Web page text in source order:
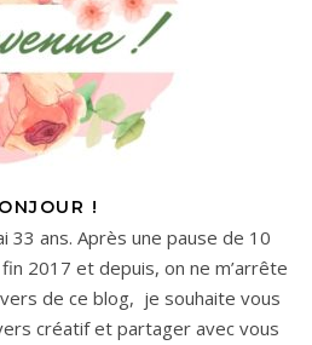
!
33 ans. Après une pause de 10
2017 et depuis, on ne m’arrête
de ce blog, je souhaite vous
créatif et partager avec vous